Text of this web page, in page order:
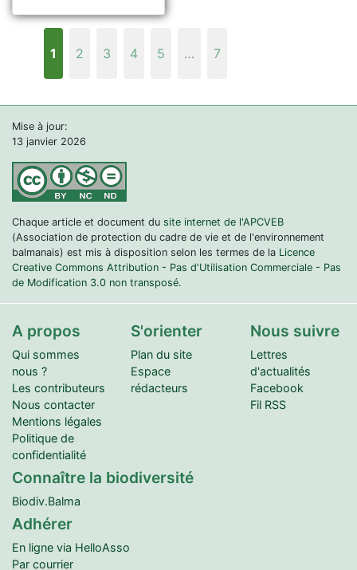
1 2 3 4 5 … 7
Mise à jour:
13 janvier 2026
Chaque article et document du site internet de l'APCVEB
(Association de protection du cadre de vie et de l'environnement
balmanais) est mis à disposition selon les termes de la Licence
Creative Commons Attribution - Pas d'Utilisation Commerciale - Pas
de Modification 3.0 non transposé.
A propos
Qui sommes
nous ?
Les contributeurs
Nous contacter
Mentions légales
Politique de
confidentialité
S'orienter
Plan du site
Espace
rédacteurs
Nous suivre
Lettres
d'actualités
Facebook
Fil RSS
Connaître la biodiversité
Biodiv.Balma
Adhérer
En ligne via HelloAsso
Par courrier